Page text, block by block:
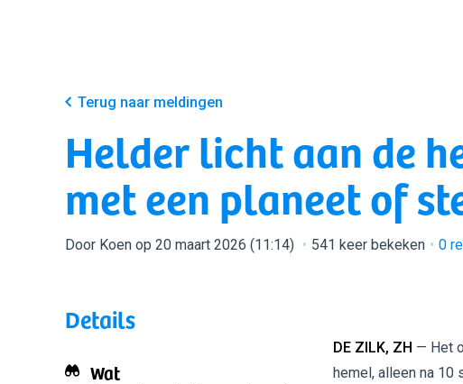
Terug naar meldingen
Helder licht aan de
met een planeet of
Door Koen op 20 maart 2026 (11:14) 541 keer bekeken 0
Details
Wat
DE ZILK, ZH — Het
hemel, alleen na